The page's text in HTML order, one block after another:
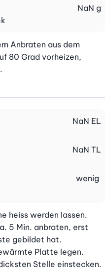
NaN g
Anbraten aus dem
80 Grad vorheizen,
NaN EL
NaN TL
wenig
heiss werden lassen.
5 Min. anbraten, erst
gebildet hat.
Platte legen.
Stelle einstecken.